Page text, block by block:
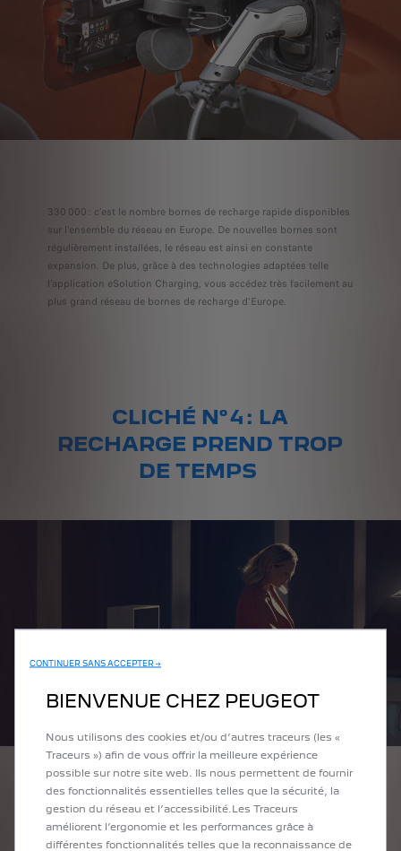
330 000 : c’est le nombre bornes de recharge rapide disponibles
sur l’ensemble du réseau en Europe. De nouvelles bornes sont
régulièrement installées, le réseau est ainsi en constante
expansion. De plus, grâce à des technologies adaptées telle
l’application eSolution Charging, vous accédez très facilement au
plus grand réseau de bornes de recharge d’Europe.
CLICHÉ N° 4 : LA
RECHARGE PREND TROP
DE TEMPS
Faux ! Tout dépend en fait de la solution de recharge pour
laquelle on opte.
CONTINUER SANS ACCEPTER →
BIENVENUE CHEZ PEUGEOT
Nous utilisons des cookies et/ou d’autres traceurs (les «
Traceurs ») afin de vous offrir la meilleure expérience
possible sur notre site web. Ils nous permettent de fournir
des fonctionnalités essentielles telles que la sécurité, la
gestion du réseau et l’accessibilité.Les Traceurs
améliorent l’ergonomie et les performances grâce à
différentes fonctionnalités telles que la reconnaissance de